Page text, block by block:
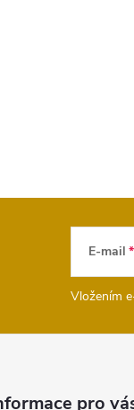
E-mail
Vložením
pro